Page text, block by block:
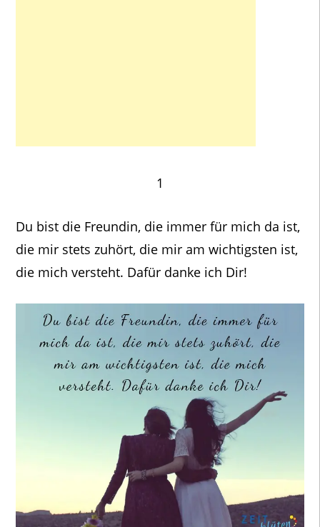
1
Du bist die Freundin, die immer für mich da ist,
die mir stets zuhört, die mir am wichtigsten ist,
die mich versteht. Dafür danke ich Dir!